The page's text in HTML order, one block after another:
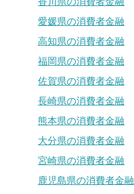
愛媛県の消費者金融
高知県の消費者金融
福岡県の消費者金融
佐賀県の消費者金融
長崎県の消費者金融
熊本県の消費者金融
大分県の消費者金融
宮崎県の消費者金融
鹿児島県の消費者金融